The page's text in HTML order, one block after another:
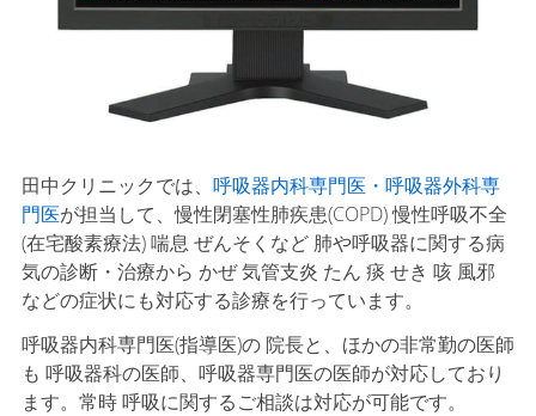
田中クリニックでは、 呼吸器内科専門医・呼吸器外科専
門医が担当して、慢性閉塞性肺疾患(COPD) 慢性呼吸不全
(在宅酸素療法) 喘息 ぜんそくなど 肺や呼吸器に関する病
気の診断・治療から かぜ 気管支炎 たん 痰 せき 咳 風邪
などの症状にも対応する診療を行っています。
呼吸器内科専門医(指導医)の 院長と、ほかの非常勤の医師
も 呼吸器科の医師、呼吸器専門医の医師が対応しており
ます。常時 呼吸に関するご相談は対応が可能です。